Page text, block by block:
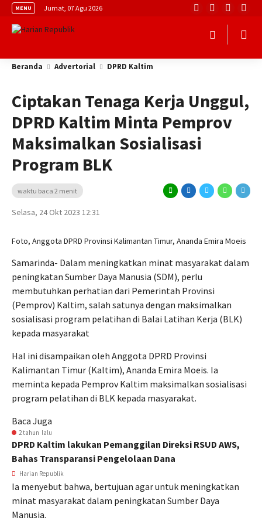
MENU Jumat, 07 Agu 2026
Beranda Advertorial DPRD Kaltim
Ciptakan Tenaga Kerja Unggul,
DPRD Kaltim Minta Pemprov
Maksimalkan Sosialisasi
Program BLK
waktu baca 2 menit
Selasa, 24 Okt 2023 12:31
Foto, Anggota DPRD Provinsi Kalimantan Timur, Ananda Emira Moeis
Samarinda- Dalam meningkatkan minat masyarakat dalam
peningkatan Sumber Daya Manusia (SDM), perlu
membutuhkan perhatian dari Pemerintah Provinsi
(Pemprov) Kaltim, salah satunya dengan maksimalkan
sosialisasi program pelatihan di Balai Latihan Kerja (BLK)
kepada masyarakat
Hal ini disampaikan oleh Anggota DPRD Provinsi
Kalimantan Timur (Kaltim), Ananda Emira Moeis. Ia
meminta kepada Pemprov Kaltim maksimalkan sosialisasi
program pelatihan di BLK kepada masyarakat.
Baca Juga
2 tahun lalu
DPRD Kaltim lakukan Pemanggilan Direksi RSUD AWS,
Bahas Transparansi Pengelolaan Dana
Harian Republik
Ia menyebut bahwa, bertujuan agar untuk meningkatkan
minat masyarakat dalam peningkatan Sumber Daya
Manusia.